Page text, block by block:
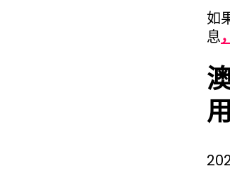
如
息